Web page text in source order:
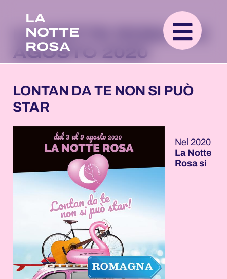
LA
NOTTE
ROSA
LA NOTTE ROSA 3-9
AGOSTO 2020
LONTAN DA TE NON SI PUÒ
STAR
Nel 2020
La Notte
Rosa si